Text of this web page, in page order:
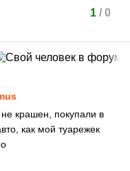
1/ 0
крашен, покупали в
как мой туарежек